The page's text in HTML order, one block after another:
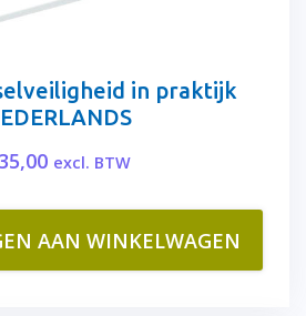
in praktijk
35,00 excl. BTW
AAN WINKELWAGEN